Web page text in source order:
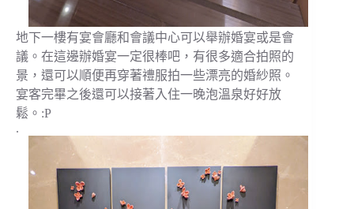
地下一樓有宴會廳和會議中心可以舉辦婚宴或是會
議。在這邊辦婚宴一定很棒吧，有很多適合拍照的
景，還可以順便再穿著禮服拍一些漂亮的婚紗照。
宴客完畢之後還可以接著入住一晚泡溫泉好好放
鬆。:P
.